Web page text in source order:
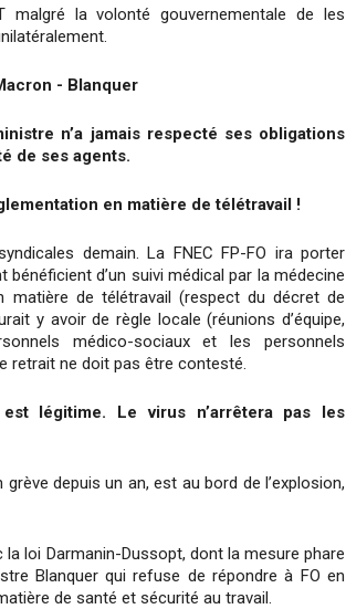
malgré la volonté gouvernementale de les
- Blanquer
n’a jamais respecté ses obligations
de ses agents.
en matière de télétravail !
demain. La FNEC FP-FO ira porter
d’un suivi médical par la médecine
matière de télétravail (respect du décret de
y avoir de règle locale (réunions d’équipe,
médico-sociaux et les personnels
retrait ne doit pas être contesté.
légitime. Le virus n’arrêtera pas les
depuis un an, est au bord de l’explosion,
loi Darmanin-Dussopt, dont la mesure phare
Blanquer qui refuse de répondre à FO en
de santé et sécurité au travail.